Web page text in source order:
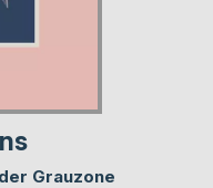
Grauzone